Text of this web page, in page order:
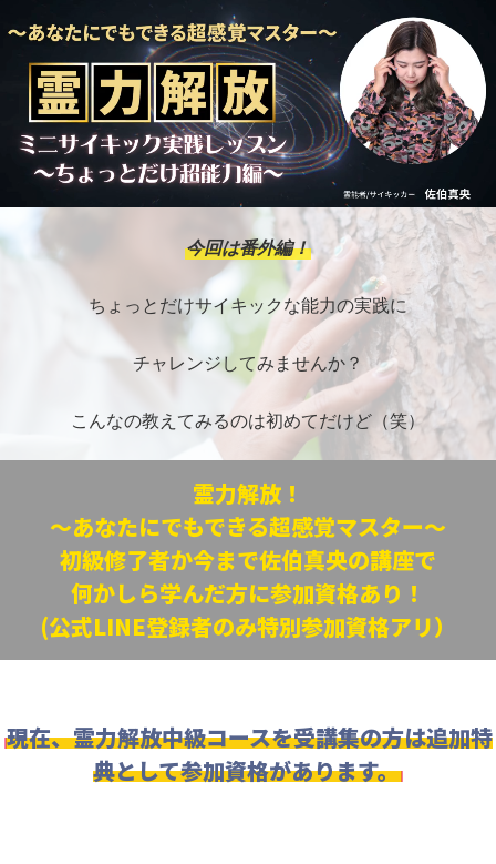
今回は番外編！
ちょっとだけサイキックな能力の実践に
チャレンジしてみませんか？
こんなの教えてみるのは初めてだけど（笑）
霊力解放！
～あなたにでもできる超感覚マスター～
初級修了者か今まで佐伯真央の講座で
何かしら学んだ方に参加資格あり！
(公式LINE登録者のみ特別参加資格アリ）
現在、霊力解放中級コースを受講集の方は追加特
典として参加資格があります。